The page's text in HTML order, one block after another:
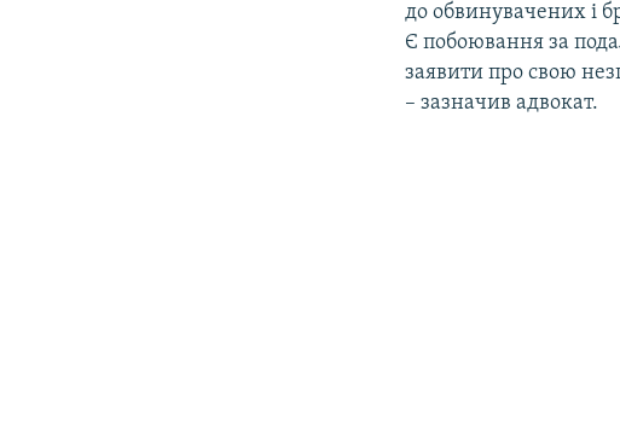
до обвинувачених і
Є побоювання за
заявити про свою
– зазначив адвокат.